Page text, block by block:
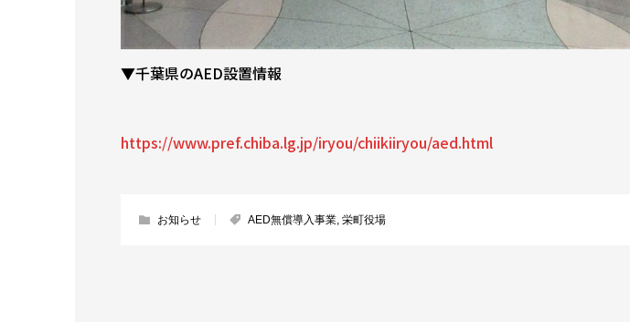
▼千葉県のAED設置情報
https://www.pref.chiba.lg.jp/iryou/chiikiiryou/aed.html
お知らせ AED無償導入事業 栄町役場